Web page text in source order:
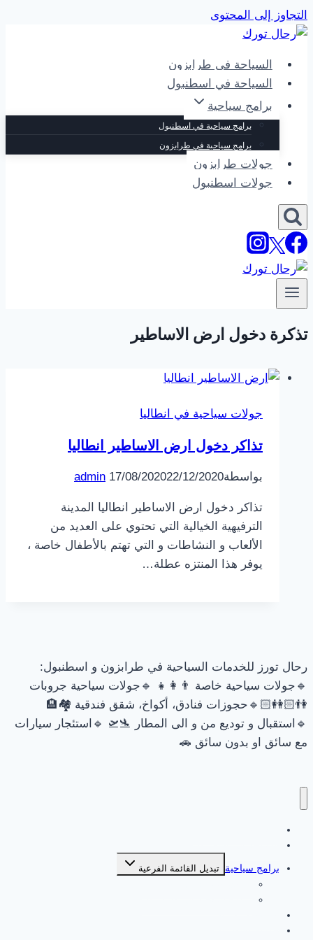
التجاوز إلى المحتوى
السياحة في طرابزون
السياحة في اسطنبول
برامج سياحية
برامج سياحية في اسطنبول
برامج سياحية في طرابزون
جولات طرابزون
جولات اسطنبول
تذكرة دخول ارض الاساطير
جولات سياحية في انطاليا
تذاكر دخول ارض الاساطير انطاليا
بواسطة admin 17/08/202022/12/2020
تذاكر دخول ارض الاساطير انطاليا المدينة
الترفيهية الخيالية التي تحتوي على العديد من
الألعاب و النشاطات و التي تهتم بالأطفال خاصة ،
يوفر هذا المنتزه عطلة…
رحال تورز للخدمات السياحية في طرابزون و اسطنبول:
🔹جولات سياحية خاصة 👨‍👩‍👧 🔹جولات سياحية جروبات
👫🏻👭🏻🔹حجوزات فنادق، أكواخ، شقق فندقية 🏘🏨
🔹استقبال و توديع من و الى المطار 🛬🛫 🔹استئجار سيارات
مع سائق او بدون سائق 🚗
برامج سياحية تبديل القائمة الفرعية